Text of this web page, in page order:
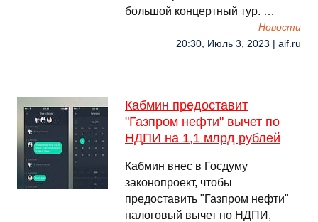
большой концертный тур. …
Новости
20:30, Июль 3, 2023 | aif.ru
Кабмин предоставит
"Газпром нефти" вычет по
НДПИ на 1,1 млрд рублей
Кабмин внес в Госдуму
законопроект, чтобы
предоставить "Газпром нефти"
налоговый вычет по НДПИ,